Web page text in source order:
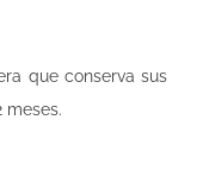
que conserva sus
meses.